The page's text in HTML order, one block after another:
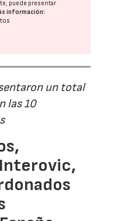
puede presentar
información:
un total
las 10